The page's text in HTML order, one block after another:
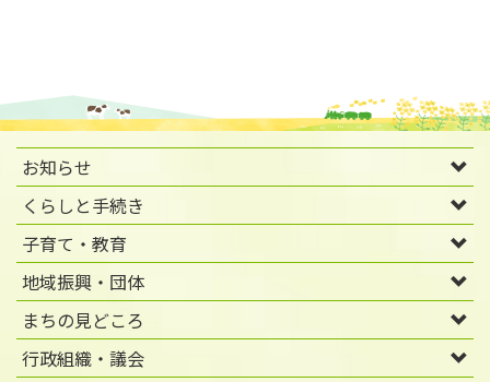
お知らせ
くらしと手続き
子育て・教育
地域振興・団体
まちの見どころ
行政組織・議会